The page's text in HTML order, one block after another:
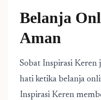
Belanja
Aman
Sobat Inspirasi Keren
hati ketika belanja
Inspirasi Keren